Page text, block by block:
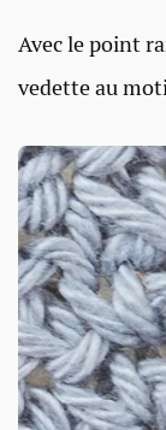
Avec le point
vedette au